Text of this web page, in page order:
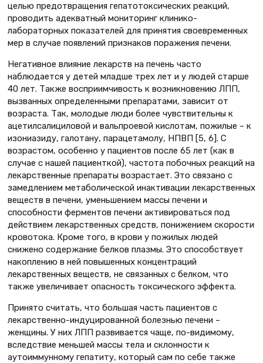
целью предотвращения гепатотоксических реакций,
проводить адекватный мониторинг клинико-
лабораторных показателей для принятия своевременных
мер в случае появлений признаков поражения печени.
Негативное влияние лекарств на печень часто
наблюдается у детей младше трех лет и у людей старше
40 лет. Также восприимчивость к возникновению ЛПП,
вызванных определенными препаратами, зависит от
возраста. Так, молодые люди более чувствительны к
ацетилсалициловой и вальпроевой кислотам, пожилые – к
изониазиду, галотану, парацетамолу, НПВП [5, 6]. С
возрастом, особенно у пациентов после 65 лет (как в
случае с нашей пациенткой), частота побочных реакций на
лекарственные препараты возрастает. Это связано с
замедлением метаболической инактивации лекарственных
веществ в печени, уменьшением массы печени и
способности ферментов печени активироваться под
действием лекарственных средств, понижением скорости
кровотока. Кроме того, в крови у пожилых людей
снижено содержание белков плазмы. Это способствует
накоплению в ней повышенных концентраций
лекарственных веществ, не связанных с белком, что
также увеличивает опасность токсического эффекта.
Принято считать, что большая часть пациентов с
лекарственно-индуцированной болезнью печени –
женщины. У них ЛПП развивается чаще, по-видимому,
вследствие меньшей массы тела и склонности к
аутоиммунному гепатиту, который сам по себе также